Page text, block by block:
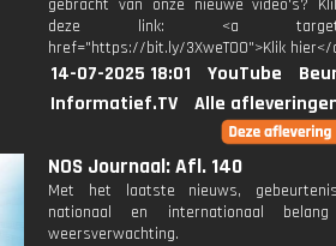
gebracht van onze nieuwe video's?
deze link: <a
href="https://bit.ly/3XweTO0">Klik hier</
14-07-2025 18:01 YouTube
Informatief.TV
Alle
NOS Journaal: Afl. 140
Met het laatste nieuws,
nationaal en internationaal
weersverwachting.